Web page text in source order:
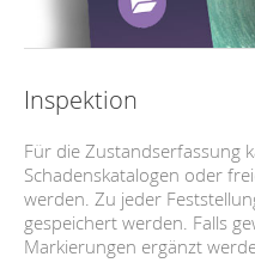
Inspektion
Für die Zustandserfassung
Schadenskatalogen oder
werden. Zu jeder
gespeichert werden. Falls
Markierungen ergänzt